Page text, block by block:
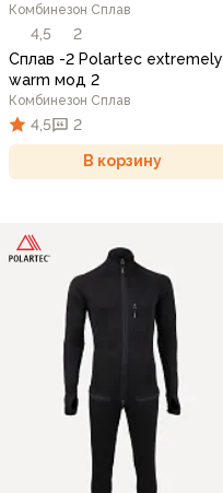
Комбинезон Сплав
4,5
2
Сплав -2 Polartec extremely
warm мод 2
Комбинезон Сплав
4,5 2
В корзину